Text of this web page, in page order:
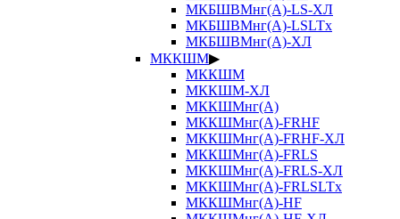
МКБШВМнг(А)-LS-ХЛ
МКБШВМнг(А)-LSLTx
МКБШВМнг(А)-ХЛ
МККШМ▶
МККШМ
МККШМ-ХЛ
МККШМнг(А)
МККШМнг(А)-FRHF
МККШМнг(А)-FRHF-ХЛ
МККШМнг(А)-FRLS
МККШМнг(А)-FRLS-ХЛ
МККШМнг(А)-FRLSLTx
МККШМнг(А)-HF